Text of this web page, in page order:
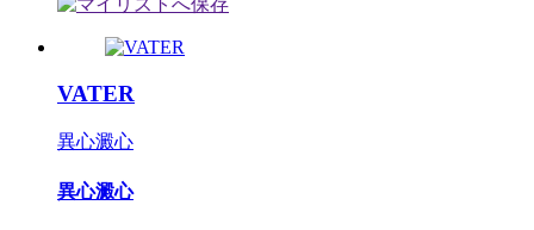
VATER
異心澱心
異心澱心